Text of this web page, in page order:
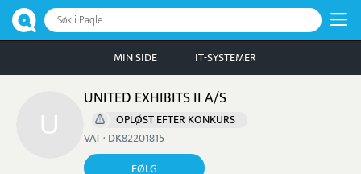
Søk i Paqle
MIN SIDE IT-SYSTEMER
UNITED EXHIBITS II A/S
OPLØST EFTER KONKURS
VAT · DK82201815
FØLG